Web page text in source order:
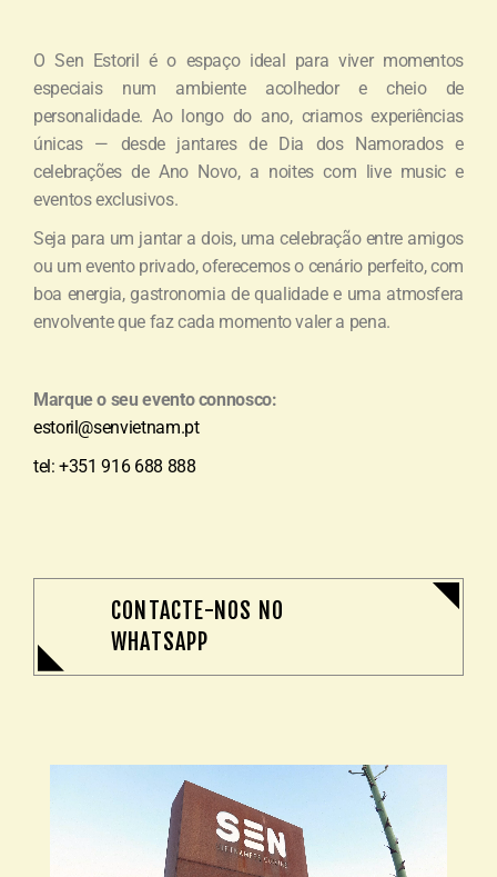
O Sen Estoril é o espaço ideal para viver momentos
especiais num ambiente acolhedor e cheio de
personalidade. Ao longo do ano, criamos experiências
únicas — desde jantares de Dia dos Namorados e
celebrações de Ano Novo, a noites com live music e
eventos exclusivos.
Seja para um jantar a dois, uma celebração entre amigos
ou um evento privado, oferecemos o cenário perfeito, com
boa energia, gastronomia de qualidade e uma atmosfera
envolvente que faz cada momento valer a pena.
Marque o seu evento connosco:
estoril@senvietnam.pt
tel: +351 916 688 888
CONTACTE-NOS NO
WHATSAPP